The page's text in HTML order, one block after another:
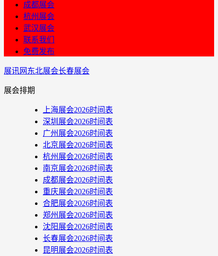
成都展会
杭州展会
武汉展会
联系我们
免费发布
展讯网 东北展会长春展会
展会排期
上海展会2026时间表
深圳展会2026时间表
广州展会2026时间表
北京展会2026时间表
杭州展会2026时间表
南京展会2026时间表
成都展会2026时间表
重庆展会2026时间表
合肥展会2026时间表
郑州展会2026时间表
沈阳展会2026时间表
长春展会2026时间表
昆明展会2026时间表